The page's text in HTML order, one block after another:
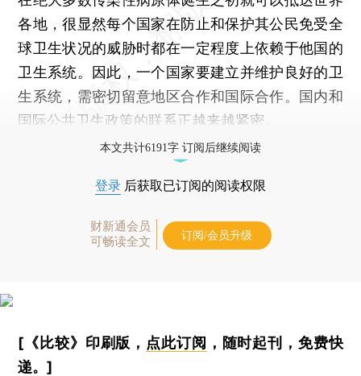
各地，很显然每个国家在防止和保护其公民免受全
球卫生状况的威胁时都在一定程度上依赖于他国的
卫生系统。因此，一个国家要建立并维护良好的卫
生系统，需密切留意地区合作和国际合作。国内和
国际公共卫生政策的联系正越来越紧密。
本文共计6191字 订阅后继续阅读
登录 后获取已订阅的阅读权限
财新通会员
可畅读全文
订阅/会员升级
[《比较》印刷版， 点此订阅 ，随时起刊，免费快
递。]